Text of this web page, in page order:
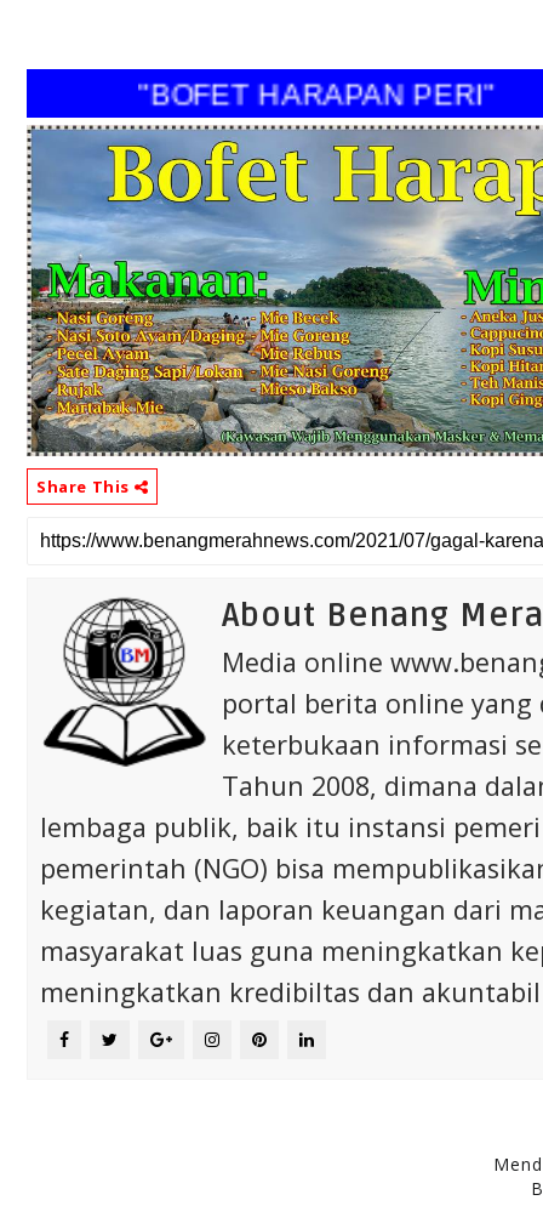
"BOFET HARAPAN PERI"
Share This
About Benang
Media online
portal berita online
keterbukaan informasi
Tahun 2008, dimana
lembaga publik, baik itu instansi
pemerintah (NGO) bisa
kegiatan, dan laporan keuangan dari
masyarakat luas guna meningkatkan
meningkatkan kredibiltas dan